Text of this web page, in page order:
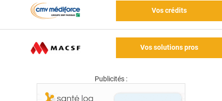
Vos crédits
Vos solutions pros
Publicités :